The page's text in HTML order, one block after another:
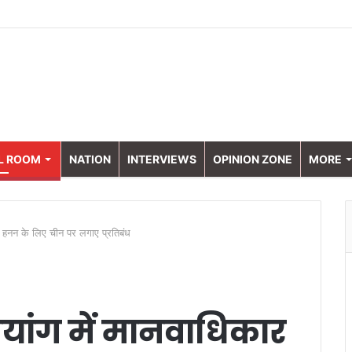
ROOM NATION INTERVIEWS OPINION ZONE MORE
हनन के लिए चीन पर लगाए प्रतिबंध
में मानवाधिकार